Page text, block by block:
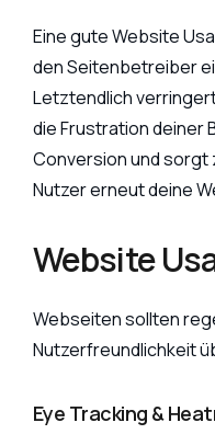
Eine gute Website
den Seitenbetreiber
Letztendlich
die Frustration deiner
Conversion und sorgt
Nutzer erneut deine
Website
Webseiten sollten
Nutzerfreundlichkeit
Eye Tracking &